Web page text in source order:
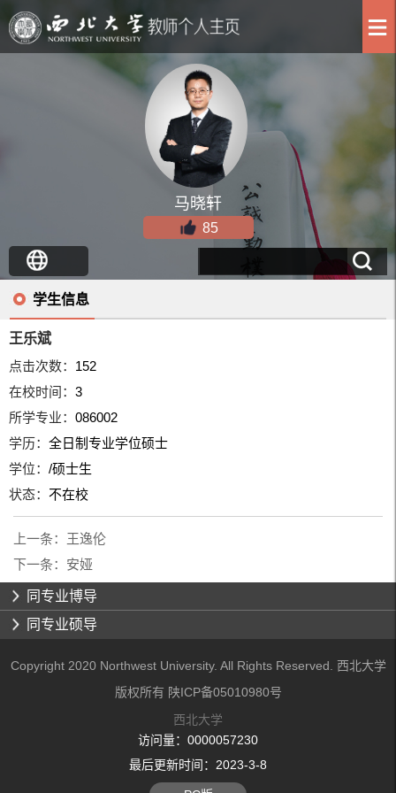
马晓轩
85
学生信息
王乐斌
点击次数： 152
在校时间：3
所学专业：086002
学历：全日制专业学位硕士
学位：/硕士生
状态：不在校
上一条： 王逸伦
下一条： 安娅
同专业博导
同专业硕导
Copyright 2020 Northwest University. All Rights Reserved. 西北大学
版权所有 陕ICP备05010980号
西北大学
访问量： 0000057230
最后更新时间： 2023-3-8